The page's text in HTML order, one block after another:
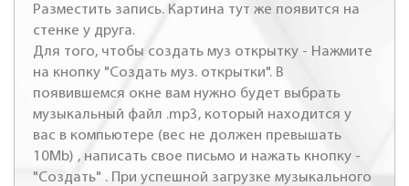
Разместить запись. Картина тут же появится на
стенке у друга.
Для того, чтобы создать муз открытку - Нажмите
на кнопку "Создать муз. открытки". В
появившемся окне вам нужно будет выбрать
музыкальный файл .mp3, который находится у
вас в компьютере (вес не должен превышать
10Mb) , написать свое письмо и нажать кнопку -
"Создать" . При успешной загрузке музыкального